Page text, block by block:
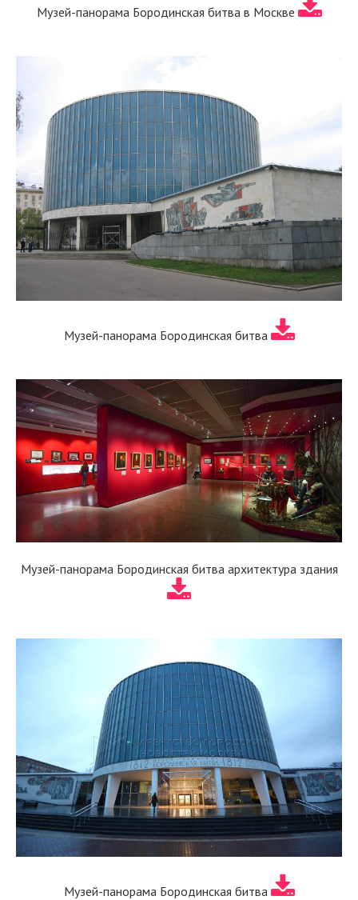
Музей-панорама Бородинская битва в Москве
Музей-панорама Бородинская битва
Музей-панорама Бородинская битва архитектура здания
Музей-панорама Бородинская битва